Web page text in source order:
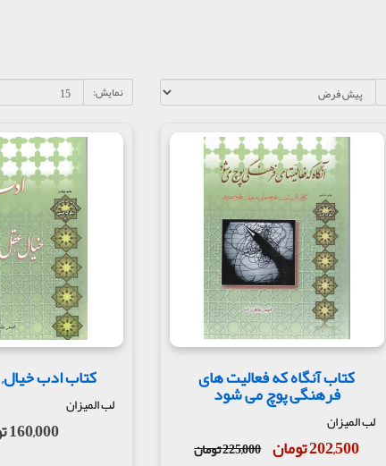
نمایش:
کتاب آنگاه که فعالیت های
فرهنگی پوچ می شود
لب المیزان
202,500 تومان 225,000 تومان
کتاب ادب
لب المیزان
160,000 تومان